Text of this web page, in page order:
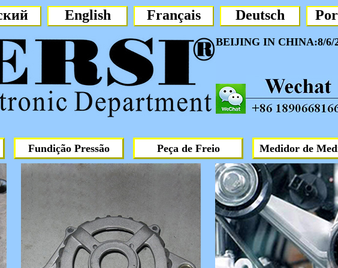
English Français Deutsch
BEIJING IN CHINA:8/6/
do gerador, tampa traseira
de fundição, molde do gerador..
Fundição Pressão Peça de Freio Medidor de